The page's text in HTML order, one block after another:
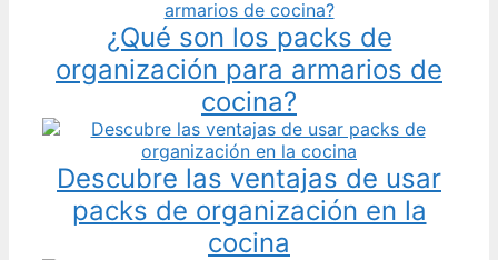
¿Qué son los packs de
organización para armarios de
cocina?
Descubre las ventajas de usar
packs de organización en la
cocina